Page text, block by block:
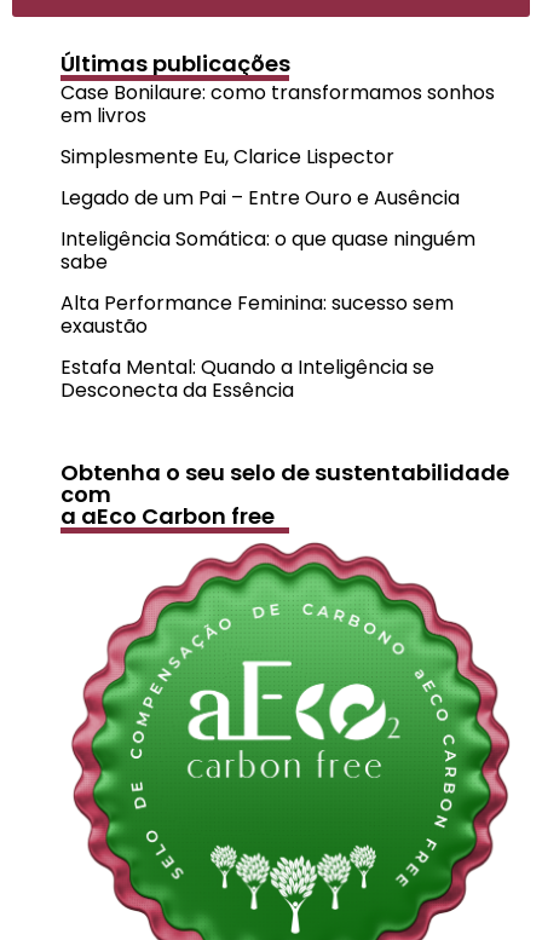
Últimas publicações
Case Bonilaure: como transformamos sonhos
em livros
Simplesmente Eu, Clarice Lispector
Legado de um Pai – Entre Ouro e Ausência
Inteligência Somática: o que quase ninguém
sabe
Alta Performance Feminina: sucesso sem
exaustão
Estafa Mental: Quando a Inteligência se
Desconecta da Essência
Obtenha o seu selo de sustentabilidade
com
a aEco Carbon free